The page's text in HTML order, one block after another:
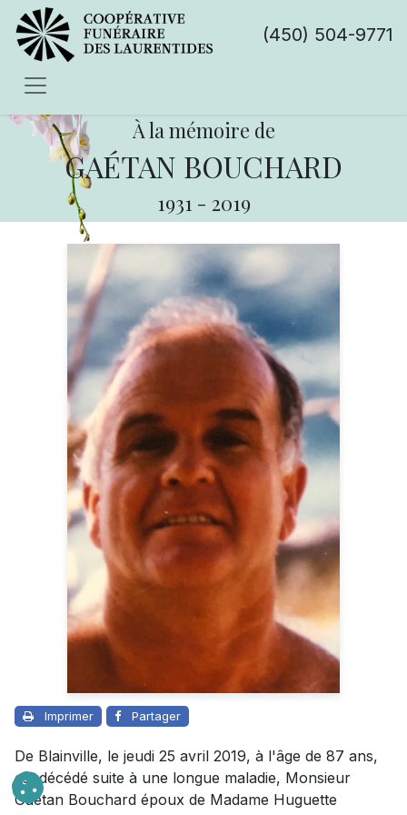
(450) 504-9771
À la mémoire de
GAÉTAN BOUCHARD
1931 - 2019
Imprimer Partager
De Blainville, le jeudi 25 avril 2019, à l'âge de 87 ans,
est décédé suite à une longue maladie, Monsieur
Gaétan Bouchard époux de Madame Huguette